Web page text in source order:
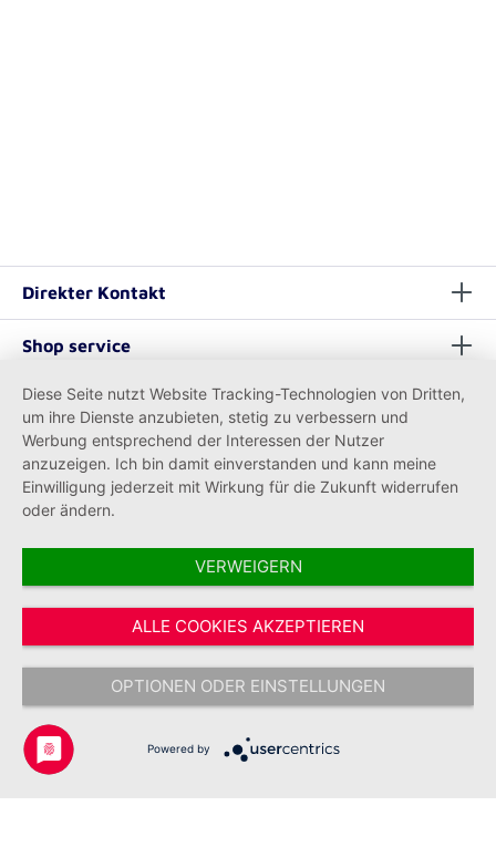
Direkter Kontakt
Shop service
Informationen
Vertrag widerrufen
* Alle Preise inkl. gesetzl. Mehrwertsteuer zzgl.Versandkostenund ggf.
Nachnahmegebühren, wenn nicht anders angegeben.
Copyright © 2026 Johanniter-Unfall-Hilfe e.V. - Alle Rechte
vorbehalten.
Diese Seite nutzt Website Tracking-Technologien von Dritten,
um ihre Dienste anzubieten, stetig zu verbessern und
Werbung entsprechend der Interessen der Nutzer
anzuzeigen. Ich bin damit einverstanden und kann meine
Einwilligung jederzeit mit Wirkung für die Zukunft widerrufen
oder ändern.
VERWEIGERN
ALLE COOKIES AKZEPTIEREN
OPTIONEN ODER EINSTELLUNGEN
Powered by